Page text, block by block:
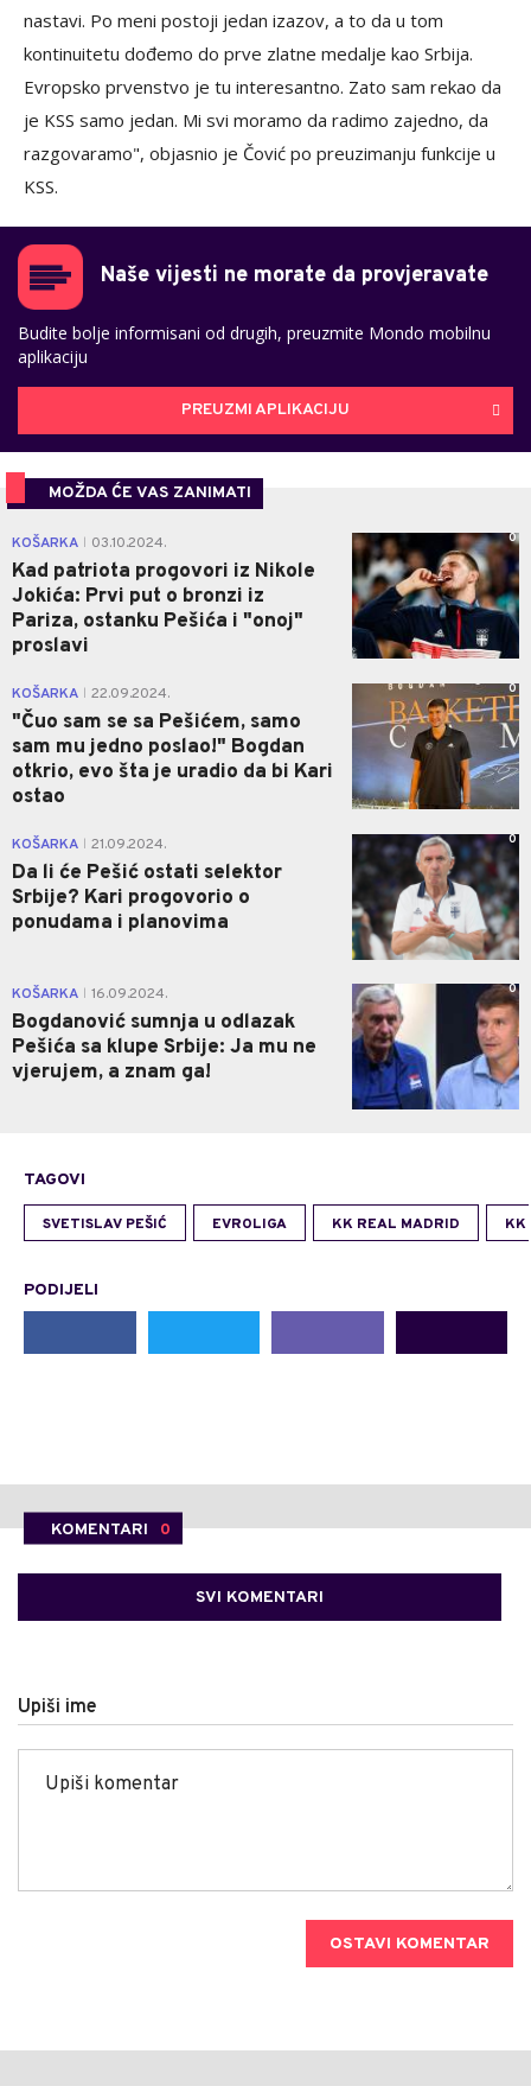
nastavi. Po meni postoji jedan izazov, a to da u tom
kontinuitetu dođemo do prve zlatne medalje kao Srbija.
Evropsko prvenstvo je tu interesantno. Zato sam rekao da
je KSS samo jedan. Mi svi moramo da radimo zajedno, da
razgovaramo", objasnio je Čović po preuzimanju funkcije u
KSS.
Naše vijesti ne morate da provjeravate
Budite bolje informisani od drugih, preuzmite Mondo mobilnu
aplikaciju
PREUZMI APLIKACIJU
MOŽDA ĆE VAS ZANIMATI
KOŠARKA 03.10.2024.
Kad patriota progovori iz Nikole
Jokića: Prvi put o bronzi iz
Pariza, ostanku Pešića i "onoj"
proslavi
0
KOŠARKA 22.09.2024.
"Čuo sam se sa Pešićem, samo
sam mu jedno poslao!" Bogdan
otkrio, evo šta je uradio da bi Kari
ostao
0
KOŠARKA 21.09.2024.
Da li će Pešić ostati selektor
Srbije? Kari progovorio o
ponudama i planovima
0
KOŠARKA 16.09.2024.
Bogdanović sumnja u odlazak
Pešića sa klupe Srbije: Ja mu ne
vjerujem, a znam ga!
0
TAGOVI
SVETISLAV PEŠIĆ EVROLIGA KK REAL MADRID KK
PODIJELI
KOMENTARI 0
SVI KOMENTARI
Upiši ime
OSTAVI KOMENTAR